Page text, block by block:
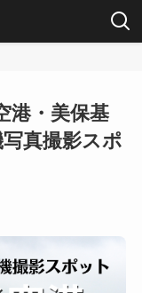
港・美保基
真撮影スポ